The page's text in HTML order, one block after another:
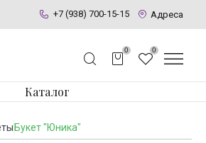
+7 (938) 700-15-15 Адреса
0 0
Каталог
Букет "Юника"